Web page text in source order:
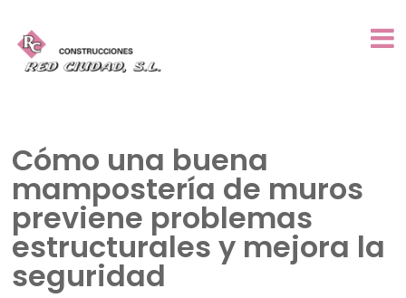
Cómo una buena
mampostería de muros
previene problemas
estructurales y mejora la
seguridad